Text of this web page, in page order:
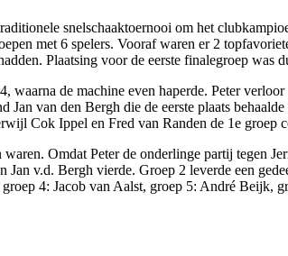
snelschaaktoernooi om het
met 6 spelers. Vooraf waren er 2
Plaatsing voor de eerste finalegroep was
waarna de machine even haperde. Peter
Jan van den Bergh die de eerste plaats
Cok Ippel en Fred van Randen de 1e groep
Omdat Peter de onderlinge partij tegen
v.d. Bergh vierde. Groep 2 leverde een
4: Jacob van Aalst, groep 5: André Beijk,